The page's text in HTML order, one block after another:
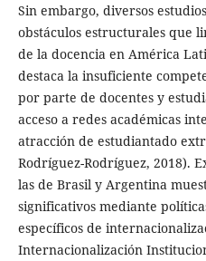
Sin embargo, diversos
obstáculos estructurales que
de la docencia en América
destaca la insuficiente
por parte de docentes y
acceso a redes académicas
atracción de estudiantado
Rodríguez-Rodríguez, 2018).
las de Brasil y Argentina
significativos mediante
específicos de
Internacionalización